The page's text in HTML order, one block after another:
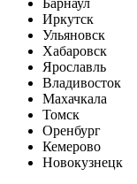
Барнаул
Иркутск
Ульяновск
Хабаровск
Ярославль
Владивосток
Махачкала
Томск
Оренбург
Кемерово
Новокузнецк